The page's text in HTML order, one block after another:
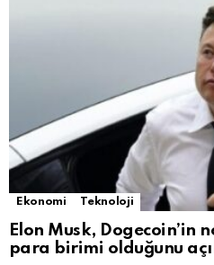
Ekonomi Teknoloji
Elon Musk, Dogecoin’in
para birimi olduğunu